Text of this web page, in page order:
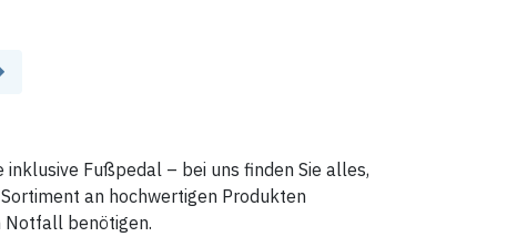
1
x B
Fußpedal – bei uns finden Sie alles,
an hochwertigen Produkten
Notfall benötigen.